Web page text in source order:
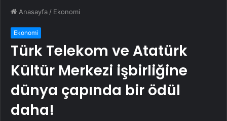
Anasayfa / Ekonomi
Ekonomi
Türk Telekom ve Atatürk
Kültür Merkezi işbirliğine
dünya çapında bir ödül
daha!